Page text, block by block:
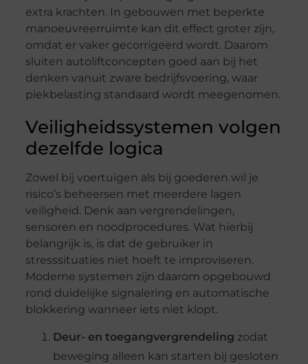
extra krachten. In gebouwen met beperkte
manoeuvreerruimte kan dit effect groter zijn,
omdat er vaker gecorrigeerd wordt. Daarom
sluiten autoliftconcepten goed aan bij het
denken vanuit zware bedrijfsvoering, waar
piekbelasting standaard wordt meegenomen.
Veiligheidssystemen volgen
dezelfde logica
Zowel bij voertuigen als bij goederen wil je
risico’s beheersen met meerdere lagen
veiligheid. Denk aan vergrendelingen,
sensoren en noodprocedures. Wat hierbij
belangrijk is, is dat de gebruiker in
stresssituaties niet hoeft te improviseren.
Moderne systemen zijn daarom opgebouwd
rond duidelijke signalering en automatische
blokkering wanneer iets niet klopt.
Deur- en toegangvergrendeling zodat
beweging alleen kan starten bij gesloten